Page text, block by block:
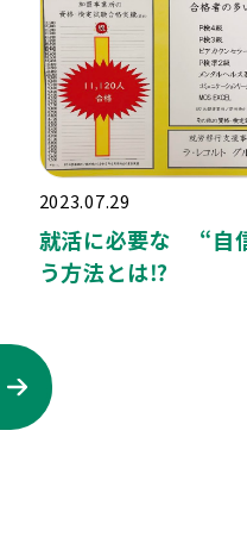
2023.07.29
就活に必要な “自
う方法とは⁉️